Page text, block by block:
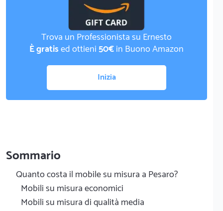
Trova un Professionista su Ernesto
È gratised ottieni50€in Buono Amazon
Inizia
Sommario
Quanto costa il mobile su misura a Pesaro?
Mobili su misura economici
Mobili su misura di qualità media